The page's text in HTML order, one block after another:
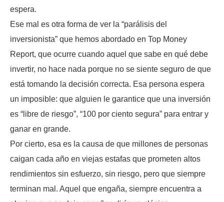
espera.
Ese mal es otra forma de ver la “parálisis del
inversionista” que hemos abordado en Top Money
Report, que ocurre cuando aquel que sabe en qué debe
invertir, no hace nada porque no se siente seguro de que
está tomando la decisión correcta. Esa persona espera
un imposible: que alguien le garantice que una inversión
es “libre de riesgo”, “100 por ciento segura” para entrar y
ganar en grande.
Por cierto, esa es la causa de que millones de personas
caigan cada año en viejas estafas que prometen altos
rendimientos sin esfuerzo, sin riesgo, pero que siempre
terminan mal. Aquel que engaña, siempre encuentra a